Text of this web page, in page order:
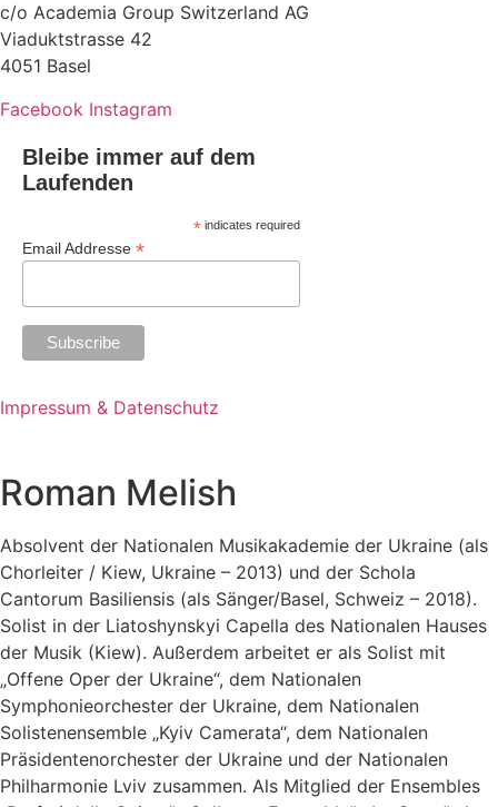
c/o Academia Group Switzerland AG
Viaduktstrasse 42
4051 Basel
Facebook Instagram
Bleibe immer auf dem
Laufenden
*indicates required
Email Addresse *
Impressum & Datenschutz
Roman Melish
Absolvent der Nationalen Musikakademie der Ukraine (als
Chorleiter / Kiew, Ukraine – 2013) und der Schola
Cantorum Basiliensis (als Sänger/Basel, Schweiz – 2018).
Solist in der Liatoshynskyi Capella des Nationalen Hauses
der Musik (Kiew). Außerdem arbeitet er als Solist mit
„Offene Oper der Ukraine“, dem Nationalen
Symphonieorchester der Ukraine, dem Nationalen
Solistenensemble „Kyiv Camerata“, dem Nationalen
Präsidentenorchester der Ukraine und der Nationalen
Philharmonie Lviv zusammen. Als Mitglied der Ensembles